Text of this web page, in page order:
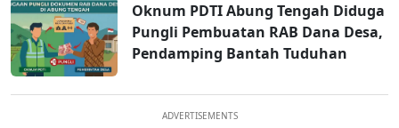
Oknum PDTI Abung Tengah Diduga
Pungli Pembuatan RAB Dana Desa,
Pendamping Bantah Tuduhan
ADVERTISEMENTS